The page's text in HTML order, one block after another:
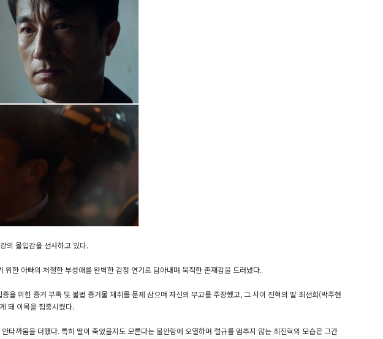
의 몰입감을 선사하고 있다.
한 아빠의 처절한 부성애를 완벽한 감정 연기로 담아내며 묵직한 존재감을 드러냈다.
위한 증거 부족 및 불법 증거물 체취를 문제 삼으며 자신의 무고를 주장했고, 그 사이 진혁의 딸 최선희(박주현
돼 이목을 집중시켰다.
까움을 더했다. 특히 딸이 죽었을지도 모른다는 불안함에 오열하며 절규를 멈추지 않는 최진혁의 모습은 그간